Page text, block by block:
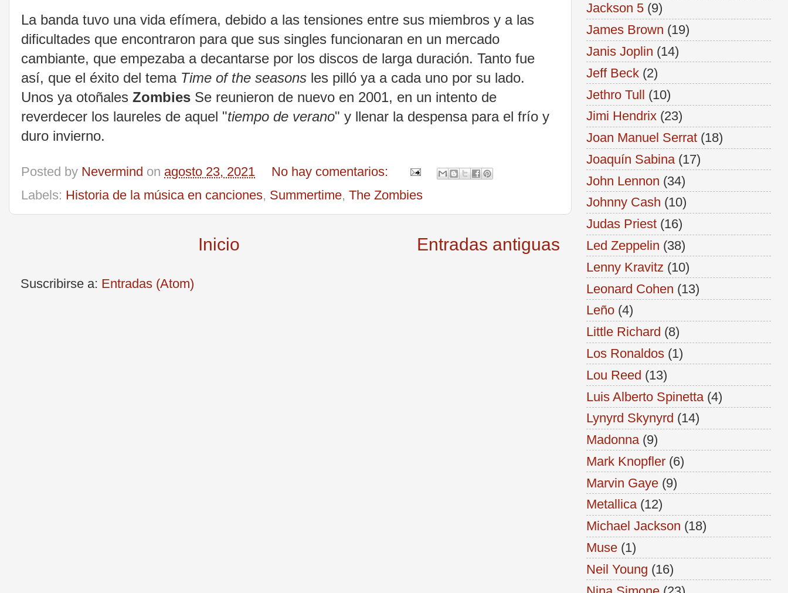
La banda tuvo una vida efímera, debido a las tensiones entre sus miembros y a las
dificultades que encontraron para que sus singles funcionaran en un mercado
cambiante, que empezaba a decantarse por los discos de larga duración. Tanto fue
así, que el éxito del tema Time of the seasons les pilló ya a cada uno por su lado.
Unos ya otoñales Zombies Se reunieron de nuevo en 2001, en un intento de
reverdecer los laureles de aquel "tiempo de verano" y llenar la despensa para el frío y
duro invierno.
Posted by Nevermind on agosto 23, 2021
No hay comentarios:
Labels: Historia de la música en canciones, Summertime, The Zombies
Entradas antiguas
Inicio
Suscribirse a: Entradas (Atom)
Jackson 5 (9)
James Brown (19)
Janis Joplin (14)
Jeff Beck (2)
Jethro Tull (10)
Jimi Hendrix (23)
Joan Manuel Serrat (18)
Joaquín Sabina (17)
John Lennon (34)
Johnny Cash (10)
Judas Priest (16)
Led Zeppelin (38)
Lenny Kravitz (10)
Leonard Cohen (13)
Leño (4)
Little Richard (8)
Los Ronaldos (1)
Lou Reed (13)
Luis Alberto Spinetta (4)
Lynyrd Skynyrd (14)
Madonna (9)
Mark Knopfler (6)
Marvin Gaye (9)
Metallica (12)
Michael Jackson (18)
Muse (1)
Neil Young (16)